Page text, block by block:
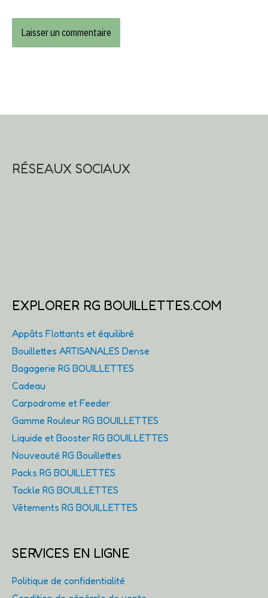
RÉSEAUX SOCIAUX
EXPLORER RG BOUILLETTES.COM
Appâts Flottants et équilibré
Bouillettes ARTISANALES Dense
Bagagerie RG BOUILLETTES
Cadeau
Carpodrome et Feeder
Gamme Rouleur RG BOUILLETTES
Liquide et Booster RG BOUILLETTES
Nouveauté RG Bouillettes
Packs RG BOUILLETTES
Tackle RG BOUILLETTES
Vêtements RG BOUILLETTES
SERVICES EN LIGNE
Politique de confidentialité